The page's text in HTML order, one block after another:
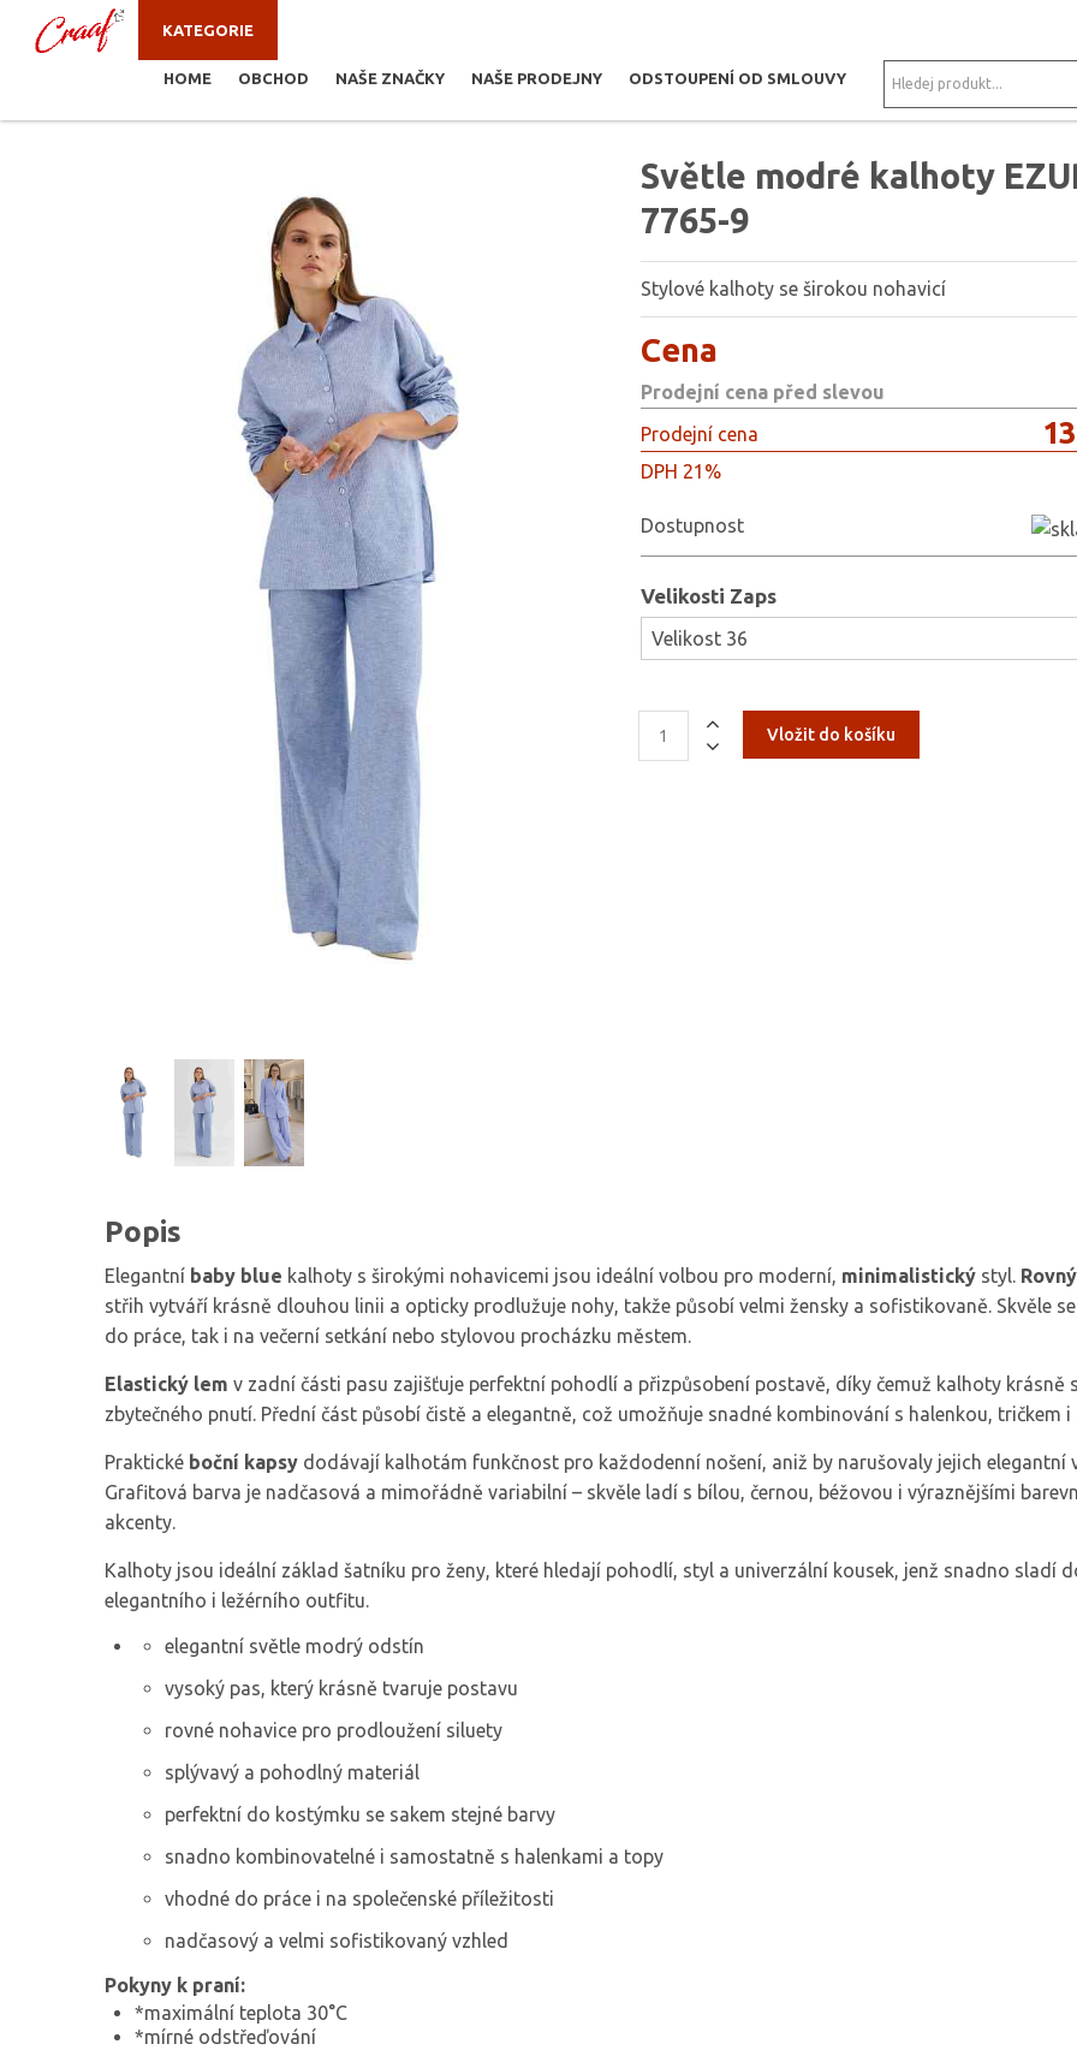
KATEGORIE
HOME OBCHOD NAŠE ZNAČKY NAŠE PRODEJNY ODSTOUPENÍ OD SMLOUVY
KALHOTY, KRAŤASY SVĚTLE MODRÉ KALHOTY EZURI 7765-9
Světle modré kalhoty
7765-9
Stylové kalhoty se širokou nohavicí
Cena
Prodejní cena před slevou
Prodejní cena
DPH 21%
Dostupnost
Velikosti Zaps
Popis
Elegantní baby blue kalhoty s širokými nohavicemi jsou ideální volbou pro moderní, minimalistický styl. Rovný
střih vytváří krásně dlouhou linii a opticky prodlužuje nohy, takže působí velmi žensky a sofistikovaně. Skvěle
do práce, tak i na večerní setkání nebo stylovou procházku městem.
Elastický lem v zadní části pasu zajišťuje perfektní pohodlí a přizpůsobení postavě, díky čemuž kalhoty krásně
zbytečného pnutí. Přední část působí čistě a elegantně, což umožňuje snadné kombinování s halenkou, tričkem i
Praktické boční kapsy dodávají kalhotám funkčnost pro každodenní nošení, aniž by narušovaly jejich elegantní
Grafitová barva je nadčasová a mimořádně variabilní – skvěle ladí s bílou, černou, béžovou i výraznějšími
akcenty.
Kalhoty jsou ideální základ šatníku pro ženy, které hledají pohodlí, styl a univerzální kousek, jenž snadno sladí
elegantního i ležérního outfitu.
elegantní světle modrý odstín
vysoký pas, který krásně tvaruje postavu
rovné nohavice pro prodloužení siluety
splývavý a pohodlný materiál
perfektní do kostýmku se sakem stejné barvy
snadno kombinovatelné i samostatně s halenkami a topy
vhodné do práce i na společenské příležitosti
nadčasový a velmi sofistikovaný vzhled
Pokyny k praní:
*maximální teplota 30°C
*mírné odstřeďování